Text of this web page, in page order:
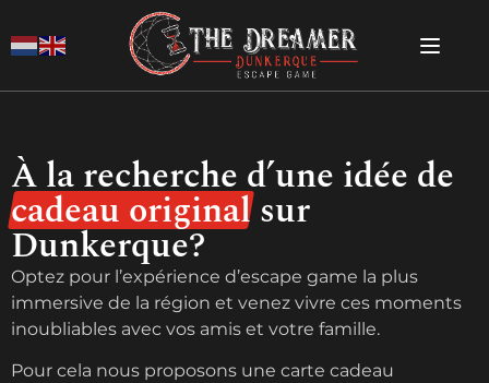
À la recherche d’une idée de
cadeau originalsur
Dunkerque?
Optez pour l’expérience d’escape game la plus
immersive de la région et venez vivre ces moments
inoubliables avec vos amis et votre famille.
Pour cela nous proposons une carte cadeau